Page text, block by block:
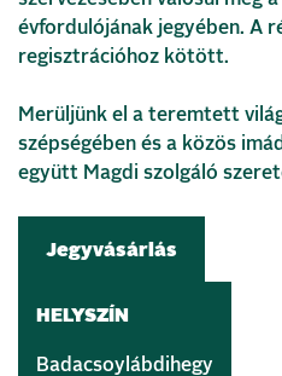
évfordulójának jegyében. A
regisztrációhoz kötött.
Merüljünk el a teremtett
szépségében és a közös
együtt Magdi szolgáló
Jegyvásárlás
HELYSZÍN
Badacsoylábdihegy